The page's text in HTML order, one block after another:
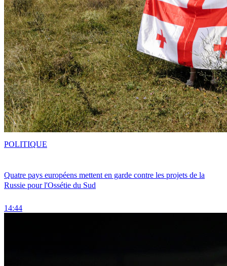
Quatre pays européens mettent en garde contre les projets de la
Russie pour l'Ossétie du Sud
14:44
POLITIQUE